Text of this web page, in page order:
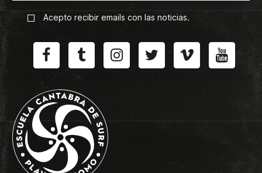
Acepto recibir emails con las noticias.